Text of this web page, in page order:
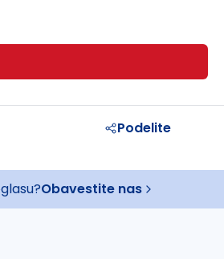
Podelite
Obavestite nas